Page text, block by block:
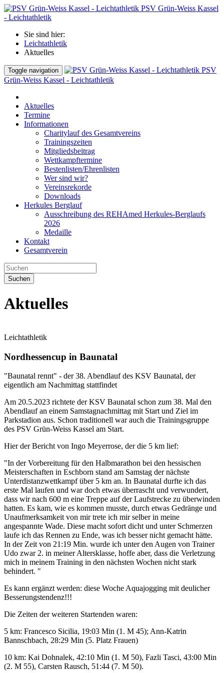
PSV Grün-Weiss Kassel
- Leichtathletik
Sie sind hier:
Leichtathletik
Aktuelles
Toggle navigation
PSV
Grün-Weiss Kassel - Leichtathletik
Aktuelles
Termine
Informationen
Charitylauf des Gesamtvereins
Trainingszeiten
Mitgliedsbeitrag
Wettkampftermine
Bestenlisten/Ehrenlisten
Wer sind wir?
Vereinsrekorde
Downloads
Herkules Berglauf
Ausschreibung des REHAmed Herkules-Berglaufs
2026
Medaille
Kontakt
Gesamtverein
Suchen
Aktuelles
Leichtathletik
Nordhessencup in Baunatal
"Baunatal rennt" - der 38. Abendlauf des KSV Baunatal, der
eigentlich am Nachmittag stattfindet
Am 20.5.2023 richtete der KSV Baunatal schon zum 38. Mal den
Abendlauf an einem Samstagnachmittag mit Start und Ziel im
Parkstadion aus. Schon traditionell war auch die Trainingsgruppe
des PSV Grün-Weiss Kassel am Start.
Hier der Bericht von Ingo Meyerrose, der die 5 km lief:
"In der Vorbereitung für den Halbmarathon bei den hessischen
Meisterschaften in Eschborn stand am Samstag der nächste
Unterdistanzwettkampf über 5 km an. In Baunatal durfte ich das
erste Mal laufen und war doch etwas überrascht und verwundert,
dass wir nach 600 m eine Treppe auf der Laufstrecke zu überwinden
hatten. Es kam, wie es kommen musste, durch etwas Gedränge und
Unaufmerksamkeit von mir trete ich mir selber in meine
angespannte Wade. Diese macht sofort dicht und unter Schmerzen
laufe ich das Rennen zu Ende, was ich besser nicht gemacht hätte.
In der Zeit von 21:19 Min. wurde ich unter den Augen von Trainer
Udo zwar 2. in meiner Altersklasse, hoffe aber, dass die Verletzung
mich in meinem Training in den nächsten Wochen nicht stark
behindert. "
Es kann ergänzt werden: diese Woche Aquajogging mit deulicher
Besserungstendenz!!!
Die Zeiten der weiteren Startenden waren:
5 km: Francesco Sicilia, 19:03 Min (1. M 45); Ann-Katrin
Bannschbach, 28:29 Min (5. Platz Frauen)
10 km: Kai Dohnalek, 42:10 Min (1. M 50), Fazli Tasci, 43:00 Min
(2. M 55), Carsten Rausch, 51:44 (7. M 50).